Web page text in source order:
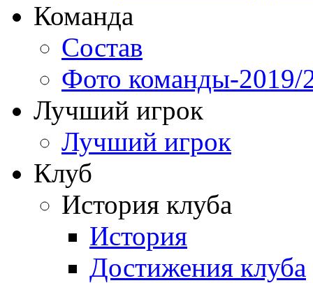
Команда
Состав
Фото команды-2019/
Лучший игрок
Лучший игрок
Клуб
История клуба
История
Достижения клуба